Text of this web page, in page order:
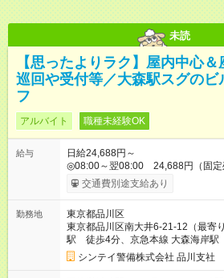
未読
【思ったよりラク】屋内中心
巡回や受付等／大森駅スグのビ
フ
アルバイト 職種未経験OK
給与
日給24,688円～
◎08:00～翌08:00 24,688円（固定
円） ※別途資格手当がございま
500円/日 上級救命講習修
交通費別途支給あり
勤務地
東京都品川区
東京都品川区南大井6-21-12（最寄
駅 徒歩4分、京急本線 大森海岸駅
シンテイ警備株式会社 品川支社